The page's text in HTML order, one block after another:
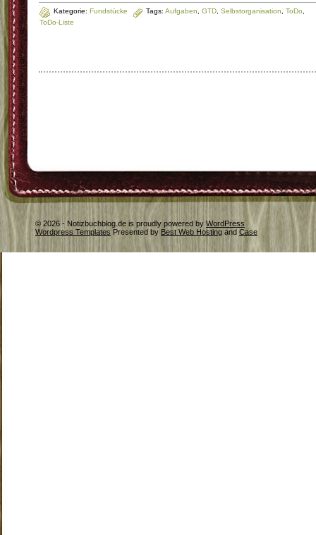
Kategorie: Fundstücke Tags: Aufgaben GTD Selbstorganisation ToDo
ToDo-Liste
© 2026 - Notizbuchblog.de is proudly powered by WordPress
Wordpress Templates Presented by Best Web Hosting and Case